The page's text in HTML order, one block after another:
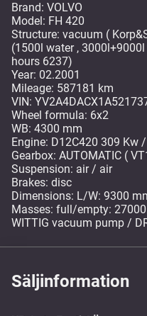
Brand: VOLVO
Model: FH 420
Structure: vacuum (
(1500l water ,
hours 6237)
Year: 02.2001
Mileage: 587181 km
VIN:
Wheel formula: 6x2
WB: 4300 mm
Engine: D12C420 309 Kw
Gearbox: AUTOMATIC (
Suspension: air / air
Brakes: disc
Dimensions: L/W: 9300
Masses: full/empty:
WITTIG vacuum pump /
Säljinformation